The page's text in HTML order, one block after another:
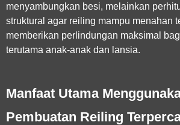
menyambungkan besi, melainkan
struktural agar reiling mampu menahan
memberikan perlindungan maksimal
terutama anak-anak dan lansia.
Manfaat Utama
Pembuatan Reiling